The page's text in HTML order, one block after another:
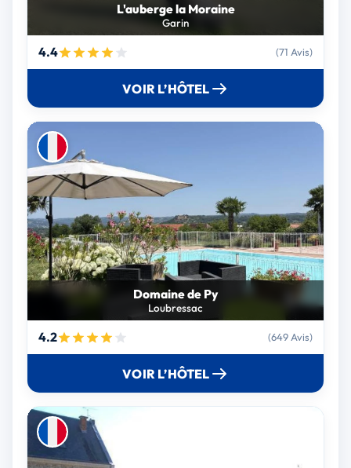
L'auberge la Moraine
Garin
4.4 (71 Avis)
VOIR L’HÔTEL
Domaine de Py
Loubressac
4.2 (649 Avis)
VOIR L’HÔTEL